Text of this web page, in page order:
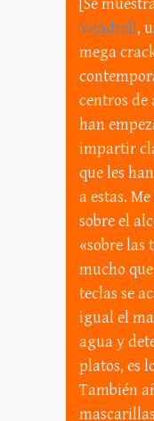
[Se
Vendrell,
mega
centros de
han
impartir
que les
a estas.
sobre el
«sobre las
mucho
teclas se
igual el
agua y
platos, es
También